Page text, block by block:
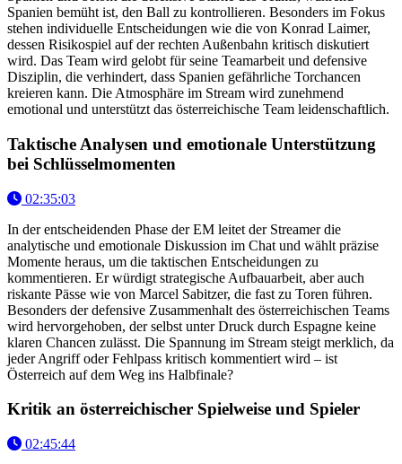
Spanien bemüht ist, den Ball zu kontrollieren. Besonders im Fokus
stehen individuelle Entscheidungen wie die von Konrad Laimer,
dessen Risikospiel auf der rechten Außenbahn kritisch diskutiert
wird. Das Team wird gelobt für seine Teamarbeit und defensive
Disziplin, die verhindert, dass Spanien gefährliche Torchancen
kreieren kann. Die Atmosphäre im Stream wird zunehmend
emotional und unterstützt das österreichische Team leidenschaftlich.
Taktische Analysen und emotionale Unterstützung
bei Schlüsselmomenten
02:35:03
In der entscheidenden Phase der EM leitet der Streamer die
analytische und emotionale Diskussion im Chat und wählt präzise
Momente heraus, um die taktischen Entscheidungen zu
kommentieren. Er würdigt strategische Aufbauarbeit, aber auch
riskante Pässe wie von Marcel Sabitzer, die fast zu Toren führen.
Besonders der defensive Zusammenhalt des österreichischen Teams
wird hervorgehoben, der selbst unter Druck durch Espagne keine
klaren Chancen zulässt. Die Spannung im Stream steigt merklich, da
jeder Angriff oder Fehlpass kritisch kommentiert wird – ist
Österreich auf dem Weg ins Halbfinale?
Kritik an österreichischer Spielweise und Spieler
02:45:44